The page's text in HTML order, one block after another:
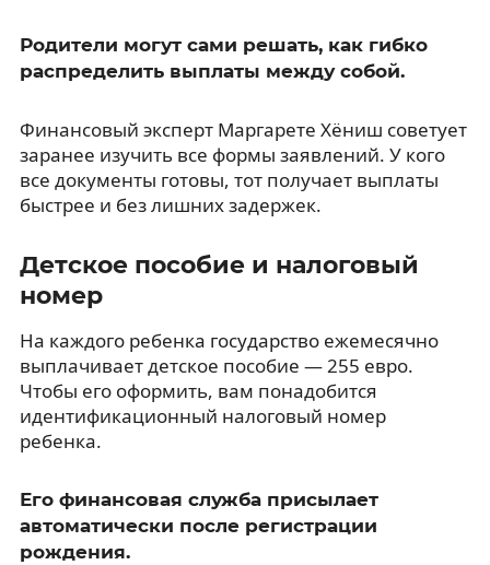
Родители могут сами решать, как гибко
распределить выплаты между собой.
Финансовый эксперт Маргарете Хёниш советует
заранее изучить все формы заявлений. У кого
все документы готовы, тот получает выплаты
быстрее и без лишних задержек.
Детское пособие и налоговый
номер
На каждого ребенка государство ежемесячно
выплачивает детское пособие — 255 евро.
Чтобы его оформить, вам понадобится
идентификационный налоговый номер
ребенка.
Его финансовая служба присылает
автоматически после регистрации
рождения.